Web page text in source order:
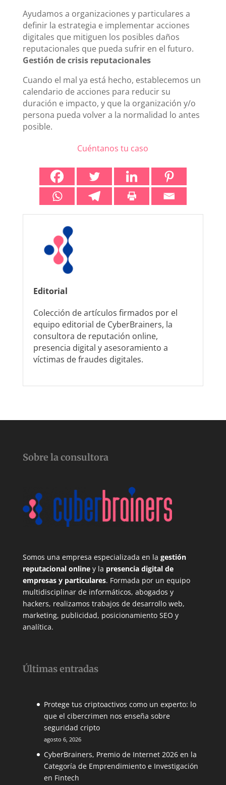
Ayudamos a organizaciones y particulares a
definir la estrategia e implementar acciones
digitales que mitiguen los posibles daños
reputacionales que pueda sufrir en el futuro.
Gestión de crisis reputacionales
Cuando el mal ya está hecho, establecemos un
calendario de acciones para reducir su
duración e impacto, y que la organización y/o
persona pueda volver a la normalidad lo antes
posible.
Cuéntanos tu caso
Editorial
Colección de artículos firmados por el
equipo editorial de CyberBrainers, la
consultora de reputación online,
presencia digital y asesoramiento a
víctimas de fraudes digitales.
Sobre la consultora
Somos una empresa especializada en la gestión
reputacional onliney la presencia digital de
empresas y particulares. Formada por un equipo
multidisciplinar de informáticos, abogados y
hackers, realizamos trabajos de desarrollo web,
marketing, publicidad, posicionamiento SEO y
analítica.
Últimas entradas
Protege tus criptoactivos como un experto: lo
que el cibercrimen nos enseña sobre
seguridad cripto
agosto 6, 2026
CyberBrainers, Premio de Internet 2026 en la
Categoría de Emprendimiento e Investigación
en Fintech